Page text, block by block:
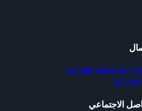
الاجتماعي